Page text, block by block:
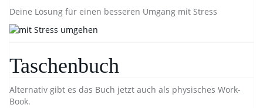
Deine Lösung für einen besseren Umgang mit Stress
Taschenbuch
Alternativ gibt es das Buch jetzt auch als physisches Work-
Book.